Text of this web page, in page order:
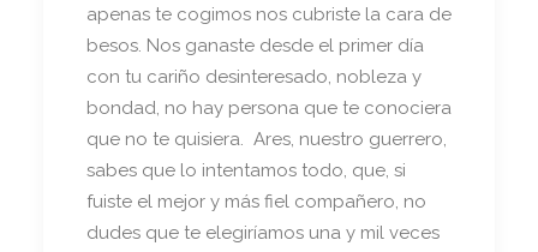
apenas te cogimos nos cubriste la cara de
besos. Nos ganaste desde el primer día
con tu cariño desinteresado, nobleza y
bondad, no hay persona que te conociera
que no te quisiera. Ares, nuestro guerrero,
sabes que lo intentamos todo, que, si
fuiste el mejor y más fiel compañero, no
dudes que te elegiríamos una y mil veces